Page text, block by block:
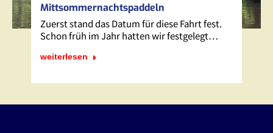
Mittsommernachtspaddeln
Zuerst stand das Datum für diese Fahrt fest.
Schon früh im Jahr hatten wir festgelegt…
weiterlesen